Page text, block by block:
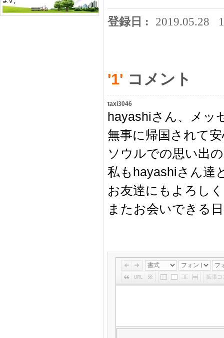
登録日 : 2019.05.28
'1' コメント
taxi3046
hayashiさん、メッ
無事に帰国されて
ソウルでの思い出
私もhayashiさん達
お友達にもよろし
またお会いできる
拡張コ